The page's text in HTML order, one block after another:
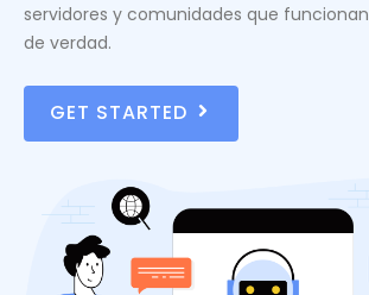
servidores y comunidades que funcionan
de verdad.
GET STARTED